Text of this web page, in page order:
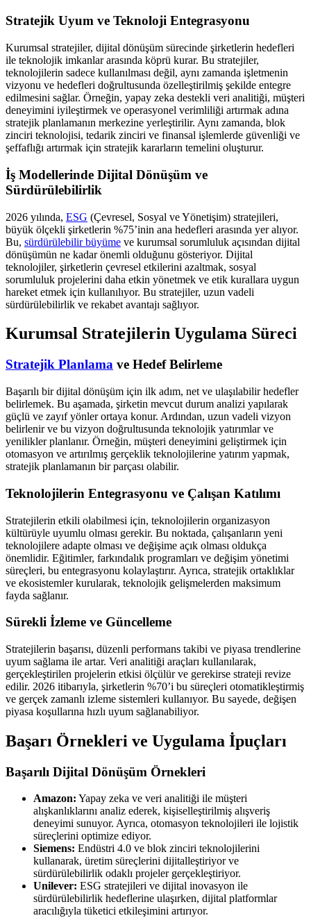
Stratejik Uyum ve Teknoloji Entegrasyonu
Kurumsal stratejiler, dijital dönüşüm sürecinde şirketlerin hedefleri
ile teknolojik imkanlar arasında köprü kurar. Bu stratejiler,
teknolojilerin sadece kullanılması değil, aynı zamanda işletmenin
vizyonu ve hedefleri doğrultusunda özelleştirilmiş şekilde entegre
edilmesini sağlar. Örneğin, yapay zeka destekli veri analitiği, müşteri
deneyimini iyileştirmek ve operasyonel verimliliği artırmak adına
stratejik planlamanın merkezine yerleştirilir. Aynı zamanda, blok
zinciri teknolojisi, tedarik zinciri ve finansal işlemlerde güvenliği ve
şeffaflığı artırmak için stratejik kararların temelini oluşturur.
İş Modellerinde Dijital Dönüşüm ve
Sürdürülebilirlik
2026 yılında, ESG (Çevresel, Sosyal ve Yönetişim) stratejileri,
büyük ölçekli şirketlerin %75’inin ana hedefleri arasında yer alıyor.
Bu, sürdürülebilir büyüme ve kurumsal sorumluluk açısından dijital
dönüşümün ne kadar önemli olduğunu gösteriyor. Dijital
teknolojiler, şirketlerin çevresel etkilerini azaltmak, sosyal
sorumluluk projelerini daha etkin yönetmek ve etik kurallara uygun
hareket etmek için kullanılıyor. Bu stratejiler, uzun vadeli
sürdürülebilirlik ve rekabet avantajı sağlıyor.
Kurumsal Stratejilerin Uygulama Süreci
Stratejik Planlama ve Hedef Belirleme
Başarılı bir dijital dönüşüm için ilk adım, net ve ulaşılabilir hedefler
belirlemek. Bu aşamada, şirketin mevcut durum analizi yapılarak
güçlü ve zayıf yönler ortaya konur. Ardından, uzun vadeli vizyon
belirlenir ve bu vizyon doğrultusunda teknolojik yatırımlar ve
yenilikler planlanır. Örneğin, müşteri deneyimini geliştirmek için
otomasyon ve artırılmış gerçeklik teknolojilerine yatırım yapmak,
stratejik planlamanın bir parçası olabilir.
Teknolojilerin Entegrasyonu ve Çalışan Katılımı
Stratejilerin etkili olabilmesi için, teknolojilerin organizasyon
kültürüyle uyumlu olması gerekir. Bu noktada, çalışanların yeni
teknolojilere adapte olması ve değişime açık olması oldukça
önemlidir. Eğitimler, farkındalık programları ve değişim yönetimi
süreçleri, bu entegrasyonu kolaylaştırır. Ayrıca, stratejik ortaklıklar
ve ekosistemler kurularak, teknolojik gelişmelerden maksimum
fayda sağlanır.
Sürekli İzleme ve Güncelleme
Stratejilerin başarısı, düzenli performans takibi ve piyasa trendlerine
uyum sağlama ile artar. Veri analitiği araçları kullanılarak,
gerçekleştirilen projelerin etkisi ölçülür ve gerekirse strateji revize
edilir. 2026 itibarıyla, şirketlerin %70’i bu süreçleri otomatikleştirmiş
ve gerçek zamanlı izleme sistemleri kullanıyor. Bu sayede, değişen
piyasa koşullarına hızlı uyum sağlanabiliyor.
Başarı Örnekleri ve Uygulama İpuçları
Başarılı Dijital Dönüşüm Örnekleri
Amazon: Yapay zeka ve veri analitiği ile müşteri
alışkanlıklarını analiz ederek, kişiselleştirilmiş alışveriş
deneyimi sunuyor. Ayrıca, otomasyon teknolojileri ile lojistik
süreçlerini optimize ediyor.
Siemens: Endüstri 4.0 ve blok zinciri teknolojilerini
kullanarak, üretim süreçlerini dijitalleştiriyor ve
sürdürülebilirlik odaklı projeler gerçekleştiriyor.
Unilever: ESG stratejileri ve dijital inovasyon ile
sürdürülebilirlik hedeflerine ulaşırken, dijital platformlar
aracılığıyla tüketici etkileşimini artırıyor.